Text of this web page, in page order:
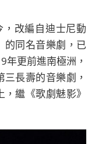
改編自迪士尼動
的同名音樂劇，已
更前進南極洲，
長壽的音樂劇，
繼《歌劇魅影》